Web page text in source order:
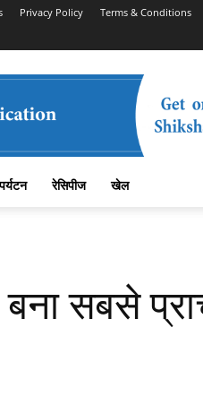
Privacy Policy Terms & Conditions
रेसिपीज खेल
सबसे